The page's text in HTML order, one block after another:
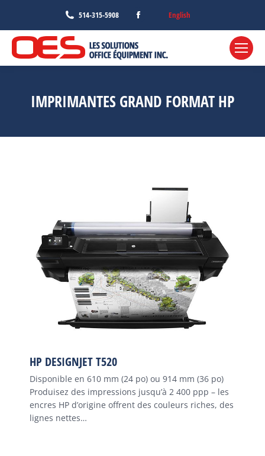
514-315-5908
Facebook
page
in
English
IMPRIMANTES GRAND FORMAT HP
HP DESIGNJET T520
Disponible en 610 mm (24 po) ou 914 mm (36 po)
Produisez des impressions jusqu’à 2 400 ppp – les
encres HP d’origine offrent des couleurs riches, des
lignes nettes…